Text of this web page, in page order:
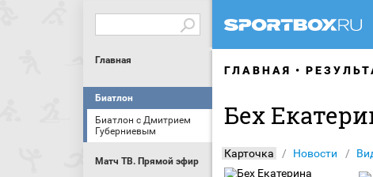
Главная
Биатлон
Биатлон с Дмитрием
Губерниевым
Матч ТВ. Прямой эфир
ГЛАВНАЯ
Бех
Карточка Новости